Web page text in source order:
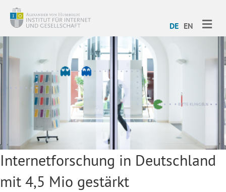
DE EN
Internetforschung in Deutschland
mit 4,5 Mio gestärkt